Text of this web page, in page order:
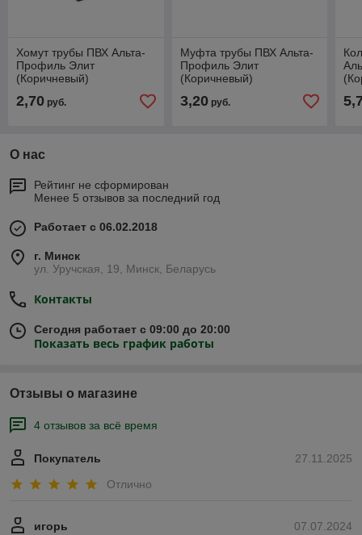
Хомут трубы ПВХ Альта-
Профиль Элит
(Коричневый)
2,70 руб.
Муфта трубы ПВХ Альта-
Профиль Элит
(Коричневый)
3,20руб.
О нас
Рейтинг не сформирован
Менее 5 отзывов за последний год
Работает с 06.02.2018
г. Минск
ул. Уручская, 19, Минск, Беларусь
Контакты
Сегодня работает с 09:00 до 20:00
Показать весь график работы
Отзывы о магазине
4 отзывов за всё время
27.11.2025
Покупатель
Отлично
07.07.2024
игорь